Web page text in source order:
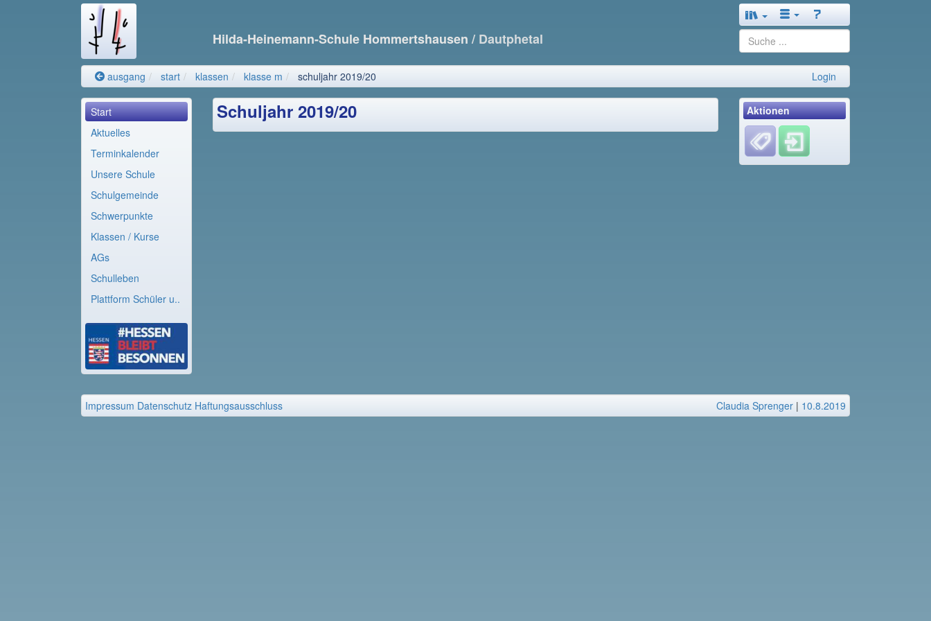
Hilda-Heinemann-Schule Hommertshausen / Dautphetal
ausgang start klassen klasse m schuljahr 2019/20 Login
Start
Aktuelles
Terminkalender
Unsere Schule
Schulgemeinde
Schwerpunkte
Klassen / Kurse
AGs
Schulleben
Plattform Schüler u..
Schuljahr 2019/20 Aktionen
Impressum Datenschutz Haftungsausschluss Claudia Sprenger | 10.8.2019